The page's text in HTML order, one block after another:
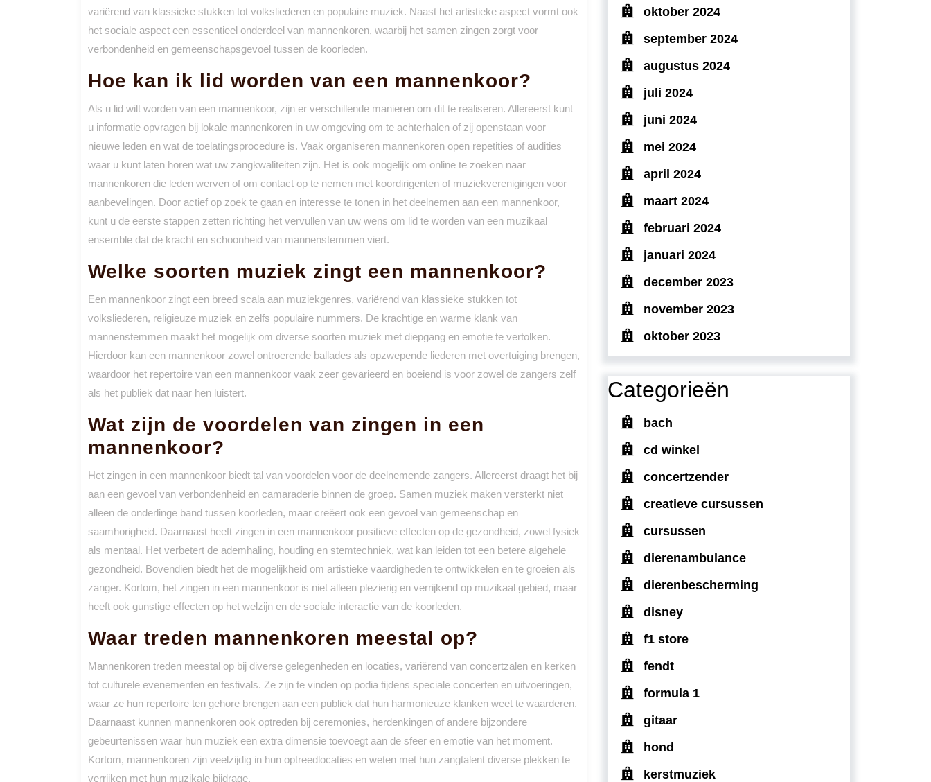
variërend van klassieke stukken tot volksliederen en populaire muziek. Naast het artistieke aspect vormt ook
het sociale aspect een essentieel onderdeel van mannenkoren, waarbij het samen zingen zorgt voor
verbondenheid en gemeenschapsgevoel tussen de koorleden.
Hoe kan ik lid worden van een mannenkoor?
Als u lid wilt worden van een mannenkoor, zijn er verschillende manieren om dit te realiseren. Allereerst kunt
u informatie opvragen bij lokale mannenkoren in uw omgeving om te achterhalen of zij openstaan voor
nieuwe leden en wat de toelatingsprocedure is. Vaak organiseren mannenkoren open repetities of audities
waar u kunt laten horen wat uw zangkwaliteiten zijn. Het is ook mogelijk om online te zoeken naar
mannenkoren die leden werven of om contact op te nemen met koordirigenten of muziekverenigingen voor
aanbevelingen. Door actief op zoek te gaan en interesse te tonen in het deelnemen aan een mannenkoor,
kunt u de eerste stappen zetten richting het vervullen van uw wens om lid te worden van een muzikaal
ensemble dat de kracht en schoonheid van mannenstemmen viert.
Welke soorten muziek zingt een mannenkoor?
Een mannenkoor zingt een breed scala aan muziekgenres, variërend van klassieke stukken tot
volksliederen, religieuze muziek en zelfs populaire nummers. De krachtige en warme klank van
mannenstemmen maakt het mogelijk om diverse soorten muziek met diepgang en emotie te vertolken.
Hierdoor kan een mannenkoor zowel ontroerende ballades als opzwepende liederen met overtuiging brengen,
waardoor het repertoire van een mannenkoor vaak zeer gevarieerd en boeiend is voor zowel de zangers zelf
als het publiek dat naar hen luistert.
Wat zijn de voordelen van zingen in een
mannenkoor?
Het zingen in een mannenkoor biedt tal van voordelen voor de deelnemende zangers. Allereerst draagt het bij
aan een gevoel van verbondenheid en camaraderie binnen de groep. Samen muziek maken versterkt niet
alleen de onderlinge band tussen koorleden, maar creëert ook een gevoel van gemeenschap en
saamhorigheid. Daarnaast heeft zingen in een mannenkoor positieve effecten op de gezondheid, zowel fysiek
als mentaal. Het verbetert de ademhaling, houding en stemtechniek, wat kan leiden tot een betere algehele
gezondheid. Bovendien biedt het de mogelijkheid om artistieke vaardigheden te ontwikkelen en te groeien als
zanger. Kortom, het zingen in een mannenkoor is niet alleen plezierig en verrijkend op muzikaal gebied, maar
heeft ook gunstige effecten op het welzijn en de sociale interactie van de koorleden.
Waar treden mannenkoren meestal op?
Mannenkoren treden meestal op bij diverse gelegenheden en locaties, variërend van concertzalen en kerken
tot culturele evenementen en festivals. Ze zijn te vinden op podia tijdens speciale concerten en uitvoeringen,
waar ze hun repertoire ten gehore brengen aan een publiek dat hun harmonieuze klanken weet te waarderen.
Daarnaast kunnen mannenkoren ook optreden bij ceremonies, herdenkingen of andere bijzondere
gebeurtenissen waar hun muziek een extra dimensie toevoegt aan de sfeer en emotie van het moment.
Kortom, mannenkoren zijn veelzijdig in hun optreedlocaties en weten met hun zangtalent diverse plekken te
verrijken met hun muzikale bijdrage.
oktober 2024
september 2024
augustus 2024
juli 2024
juni 2024
mei 2024
april 2024
maart 2024
februari 2024
januari 2024
december 2023
november 2023
oktober 2023
Categorieën
bach
cd winkel
concertzender
creatieve cursussen
cursussen
dierenambulance
dierenbescherming
disney
f1 store
fendt
formula 1
gitaar
hond
kerstmuziek